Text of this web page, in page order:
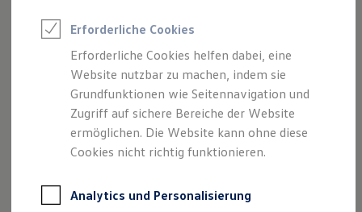
Fahrzeuge online kaufen
Digitaler Marktplatz
Kauf & Finanzierung
Online-Fahrzeugbewertung
Aktionen & Angebote
E-Auto-Förderung
Für Privatkunden
Für Gewerbekunden
Profi Paket
ProfiPartner für Gebrauchtwagen
sind?
Welche Vorteile habe ich beim
Online-Kauf?
Warum sind nicht alle
Volkswagen Nutzfahrzeuge
Partner und deren Fahrzeuge
verfügbar?
besichtigen?
Erforderliche Cookies
Erforderliche Cookies helfen dabei, eine
Website nutzbar zu machen, indem sie
Grundfunktionen wie Seitennavigation und
Zugriff auf sichere Bereiche der Website
ermöglichen. Die Website kann ohne diese
Cookies nicht richtig funktionieren.
Analytics und Personalisierung